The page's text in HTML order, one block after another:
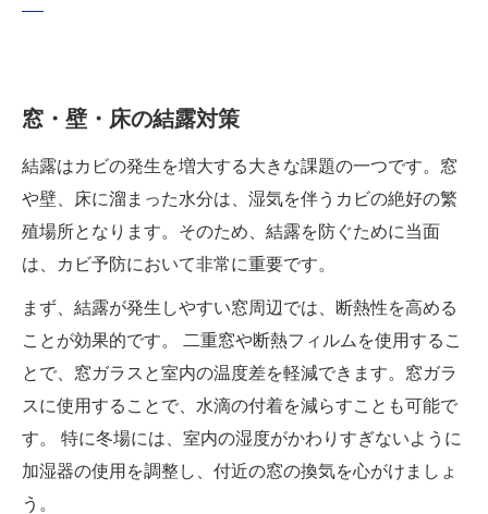
窓・壁・床の結露対策
結露はカビの発生を増大する大きな課題の一つです。窓
や壁、床に溜まった水分は、湿気を伴うカビの絶好の繁
殖場所となります。そのため、結露を防ぐために当面
は、カビ予防において非常に重要です。
まず、結露が発生しやすい窓周辺では、断熱性を高める
ことが効果的です。 二重窓や断熱フィルムを使用するこ
とで、窓ガラスと室内の温度差を軽減できます。窓ガラ
スに使用することで、水滴の付着を減らすことも可能で
す。 特に冬場には、室内の湿度がかわりすぎないように
加湿器の使用を調整し、付近の窓の換気を心がけましょ
う。